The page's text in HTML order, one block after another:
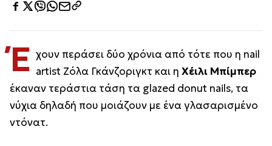
Έ χουν περάσει δύο χρόνια από τότε που η nail
artist Ζόλα Γκάνζοριγκτ και η Χέιλι Μπίμπερ
έκαναν τεράστια τάση τα glazed donut nails, τα
νύχια δηλαδή που μοιάζουν με ένα γλασαρισμένο
ντόνατ.